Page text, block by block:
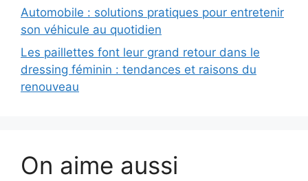
Automobile : solutions pratiques pour entretenir
son véhicule au quotidien
Les paillettes font leur grand retour dans le
dressing féminin : tendances et raisons du
renouveau
On aime aussi